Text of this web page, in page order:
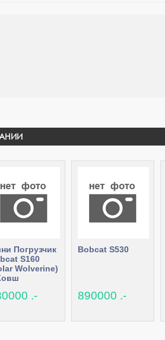
Погрузчик
S160
Wolverine)
.-
Bobcat S530
890000 .-